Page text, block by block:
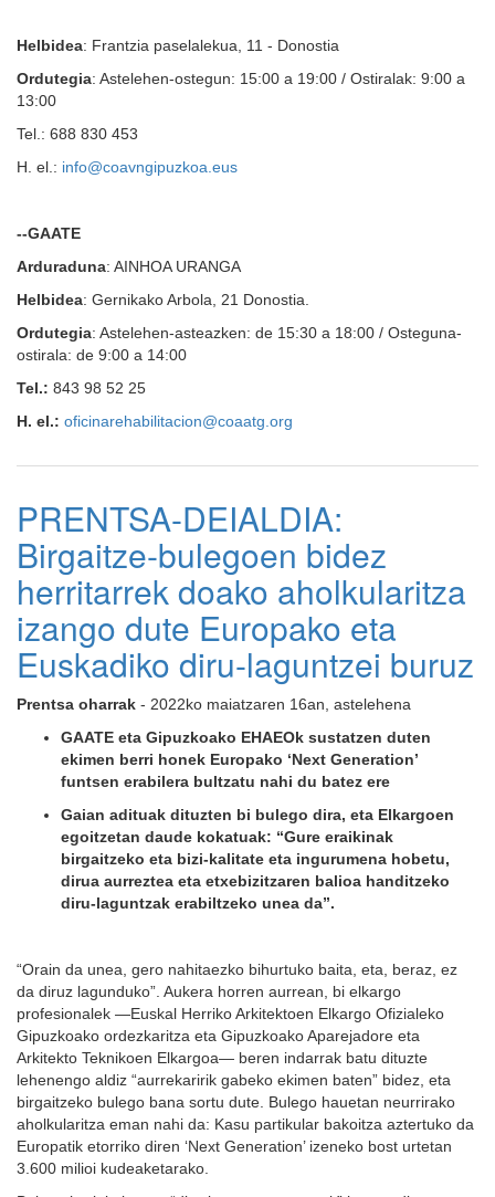
Helbidea: Frantzia paselalekua, 11 - Donostia
Ordutegia: Astelehen-ostegun: 15:00 a 19:00 / Ostiralak: 9:00 a
13:00
Tel.: 688 830 453
H. el.: info@coavngipuzkoa.eus
--GAATE
Arduraduna: AINHOA URANGA
Helbidea: Gernikako Arbola, 21 Donostia.
Ordutegia: Astelehen-asteazken: de 15:30 a 18:00 / Osteguna-
ostirala: de 9:00 a 14:00
Tel.: 843 98 52 25
H. el.: oficinarehabilitacion@coaatg.org
PRENTSA-DEIALDIA:
Birgaitze-bulegoen bidez
herritarrek doako aholkularitza
izango dute Europako eta
Euskadiko diru-laguntzei buruz
Prentsa oharrak - 2022ko maiatzaren 16an, astelehena
GAATE eta Gipuzkoako EHAEOk sustatzen duten
ekimen berri honek Europako ‘Next Generation’
funtsen erabilera bultzatu nahi du batez ere
Gaian adituak dituzten bi bulego dira, eta Elkargoen
egoitzetan daude kokatuak: “Gure eraikinak
birgaitzeko eta bizi-kalitate eta ingurumena hobetu,
dirua aurreztea eta etxebizitzaren balioa handitzeko
diru-laguntzak erabiltzeko unea da”.
“Orain da unea, gero nahitaezko bihurtuko baita, eta, beraz, ez
da diruz lagunduko”. Aukera horren aurrean, bi elkargo
profesionalek —Euskal Herriko Arkitektoen Elkargo Ofizialeko
Gipuzkoako ordezkaritza eta Gipuzkoako Aparejadore eta
Arkitekto Teknikoen Elkargoa— beren indarrak batu dituzte
lehenengo aldiz “aurrekaririk gabeko ekimen baten” bidez, eta
birgaitzeko bulego bana sortu dute. Bulego hauetan neurrirako
aholkularitza eman nahi da: Kasu partikular bakoitza aztertuko da
Europatik etorriko diren ‘Next Generation’ izeneko bost urtetan
3.600 milioi kudeaketarako.